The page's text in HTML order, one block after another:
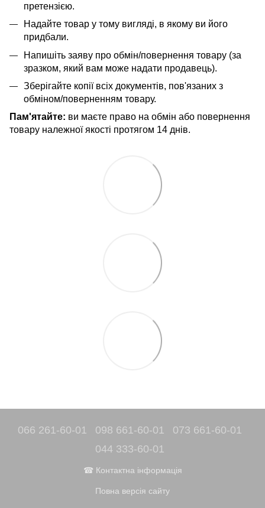
претензією.
Надайте товар у тому вигляді, в якому ви його
придбали.
Напишіть заяву про обмін/повернення товару (за
зразком, який вам може надати продавець).
Зберігайте копії всіх документів, пов'язаних з
обміном/поверненням товару.
Пам'ятайте: ви маєте право на обмін або повернення
товару належної якості протягом 14 днів.
066 261-60-01 098 661-60-01
073 661-60-01
044 333-60-01
☎ Контактна інформація
Повна версія сайту